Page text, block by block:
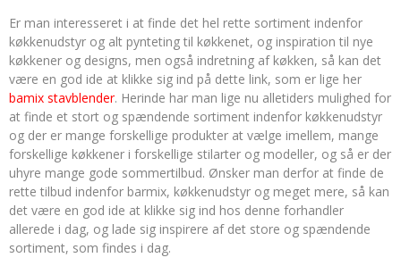
Er man interesseret i at finde det hel rette sortiment indenfor
køkkenudstyr og alt pynteting til køkkenet, og inspiration til nye
køkkener og designs, men også indretning af køkken, så kan det
være en god ide at klikke sig ind på dette link, som er lige her
bamix stavblender. Herinde har man lige nu alletiders mulighed for
at finde et stort og spændende sortiment indenfor køkkenudstyr
og der er mange forskellige produkter at vælge imellem, mange
forskellige køkkener i forskellige stilarter og modeller, og så er der
uhyre mange gode sommertilbud. Ønsker man derfor at finde de
rette tilbud indenfor barmix, køkkenudstyr og meget mere, så kan
det være en god ide at klikke sig ind hos denne forhandler
allerede i dag, og lade sig inspirere af det store og spændende
sortiment, som findes i dag.